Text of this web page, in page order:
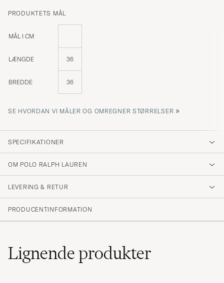
PRODUKTETS MÅL
MÅL I CM
LÆNGDE 36
BREDDE 36
SE HVORDAN VI MÅLER OG OMREGNER STØRRELSER »
SPECIFIKATIONER
OM POLO RALPH LAUREN
LEVERING & RETUR
PRODUCENTINFORMATION
Lignendeprodukter